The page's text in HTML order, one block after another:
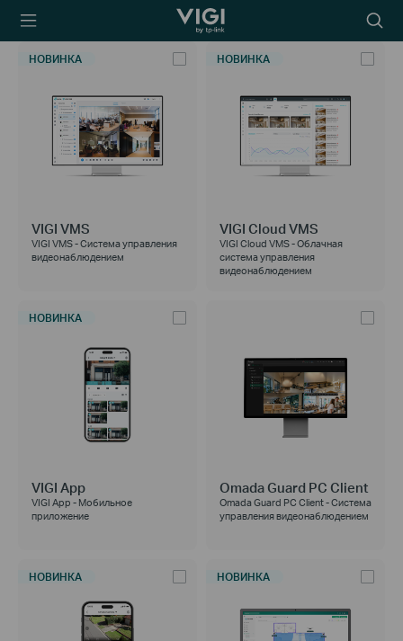
TP-Link, Reliably
icon
НОВИНКА
VIGI VMS
VIGI VMS - Система управления
видеонаблюдением
НОВИНКА
VIGI Cloud VMS
VIGI Cloud VMS - Облачная
система управления
видеонаблюдением
НОВИНКА
VIGI App
VIGI App - Мобильное
приложение
Omada Guard PC Client
Omada Guard PC Client - Система
управления видеонаблюдением
НОВИНКА НОВИНКА